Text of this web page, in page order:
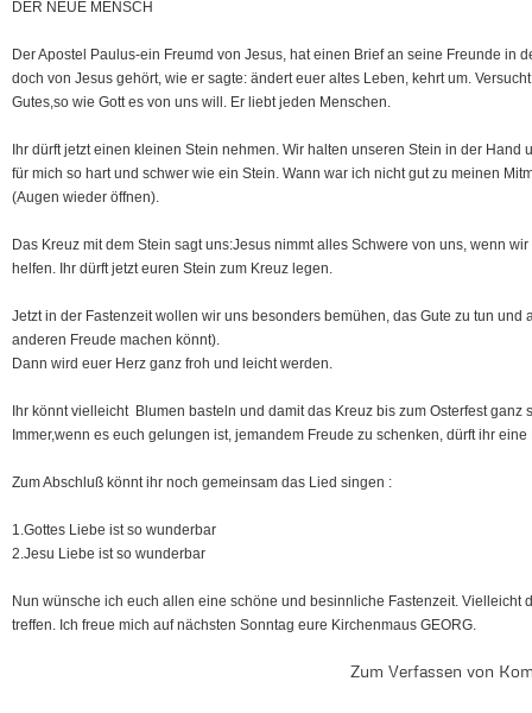
DER NEUE MENSCH
Der Apostel Paulus-ein Freumd von Jesus, hat einen Brief an seine Freunde in
doch von Jesus gehört, wie er sagte: ändert euer altes Leben, kehrt um.
Gutes,so wie Gott es von uns will. Er liebt jeden Menschen.
Ihr dürft jetzt einen kleinen Stein nehmen. Wir halten unseren Stein in der Hand
für mich so hart und schwer wie ein Stein. Wann war ich nicht gut zu meinen
(Augen wieder öffnen).
Das Kreuz mit dem Stein sagt uns:Jesus nimmt alles Schwere von uns, wenn
helfen. Ihr dürft jetzt euren Stein zum Kreuz legen.
Jetzt in der Fastenzeit wollen wir uns besonders bemühen, das Gute zu tun
anderen Freude machen könnt).
Dann wird euer Herz ganz froh und leicht werden.
Ihr könnt vielleicht Blumen basteln und damit das Kreuz bis zum Osterfest ganz
Immer,wenn es euch gelungen ist, jemandem Freude zu schenken, dürft ihr
Zum Abschluß könnt ihr noch gemeinsam das Lied singen :
1.Gottes Liebe ist so wunderbar
2.Jesu Liebe ist so wunderbar
Nun wünsche ich euch allen eine schöne und besinnliche Fastenzeit. Vielleicht
treffen. Ich freue mich auf nächsten Sonntag eure Kirchenmaus GEORG.
Zum Verfassen von